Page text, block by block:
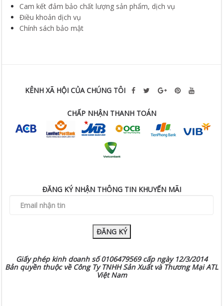
Cam kết đảm bảo chất lượng sản phẩm, dịch vụ
Điều khoản dịch vụ
Chính sách bảo mật
KÊNH XÃ HỘI CỦA CHÚNG TÔI
CHẤP NHẬN THANH TOÁN
ĐĂNG KÝ NHẬN THÔNG TIN KHUYẾN MÃI
ĐĂNG KÝ
Giấy phép kinh doanh số 0106479569 cấp ngày 12/3/2014
Bản quyền thuộc về Công Ty TNHH Sản Xuất và Thương Mại ATL
Việt Nam